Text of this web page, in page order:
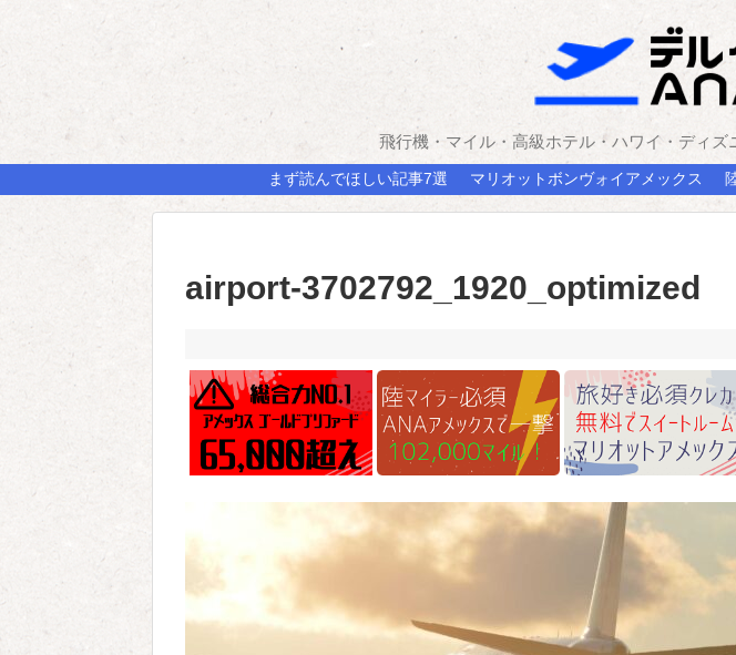
飛行機・マイル・高級ホテル・ハワイ・ディ
まず読んでほしい記事7選 マリオットボンヴォイアメックス
airport-3702792_1920_optimized